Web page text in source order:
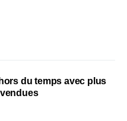
du temps avec plus